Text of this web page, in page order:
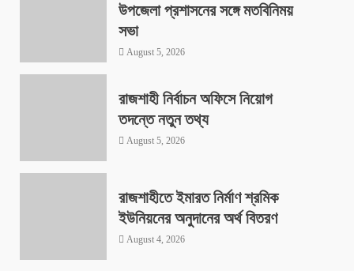
উপজেলা প্রশাসনের সঙ্গে মতবিনিময়
সভা
August 5, 2026
রাজশাহী নির্বাচন অফিসে নিয়োগ
তদন্তে নতুন তথ্য
August 5, 2026
রাজশাহীতে ইমারত নির্মাণ শ্রমিক
ইউনিয়নের অনুদানের অর্থ বিতরণ
August 4, 2026